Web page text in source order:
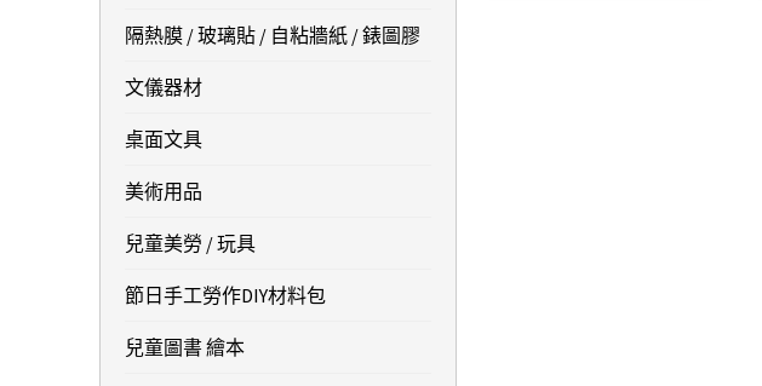
隔熱膜 / 玻璃貼 / 自粘牆紙 / 錶圖膠
文儀器材
桌面文具
美術用品
兒童美勞 / 玩具
節日手工勞作DIY材料包
兒童圖書 繪本